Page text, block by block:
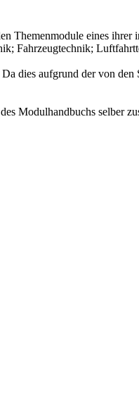
Themenmodule eines ihrer
Fahrzeugtechnik;
dies aufgrund der von
Modulhandbuchs selber